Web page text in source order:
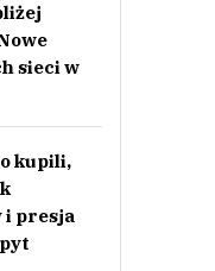
sieci w
kupili,
presja